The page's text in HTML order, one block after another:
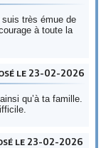
très émue de
à toute la
le 23-02-2026
qu’à ta famille.
le 23-02-2026